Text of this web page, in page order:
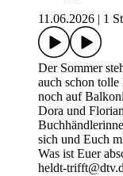
11.06.2026
1
Der Sommer
auch schon
noch auf
Dora und
sich und Euch
Was ist Euer
heldt-